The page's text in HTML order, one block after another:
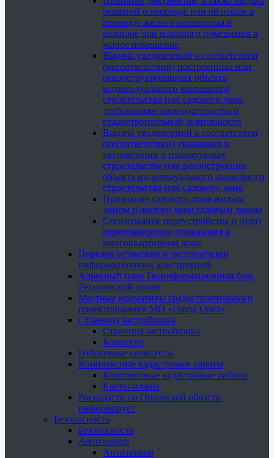
решений о переводе или об отказе в
переводе жилого помещения в
нежилое или нежилого помещения в
жилое помещение
Выдача уведомлений о соответствии
(несоответствии) построенных или
реконструированных объекта
индивидуального жилищного
строительства или садового дома
требованиям законодательства о
градостроительной деятельности
Выдача уведомлений о соответствии
(несоответствии) указанных в
уведомлении о планируемых
строительстве или реконструкции
объекта индивидуального жилищного
строительства или садового дома
Признание садового дома жилым
домом и жилого дома садовым домом
Согласование переустройства и (или)
перепланировки помещения в
многоквартирном доме
Порядок установки и эксплуатации
информационных конструкций
Адресный план Геоинформационная база
Технический архив
Местные нормативы градостроительного
проектирования МО «Город Орёл»
Страница застройщика
Страница застройщика
Комиссия
Публичные сервитуты
Комплексные кадастровые работы
Комплексные кадастровые работы
Карты-планы
Роскадастр по Орловской области
информирует
Безопасность
Безопасность
Антитеррор
Антитеррор